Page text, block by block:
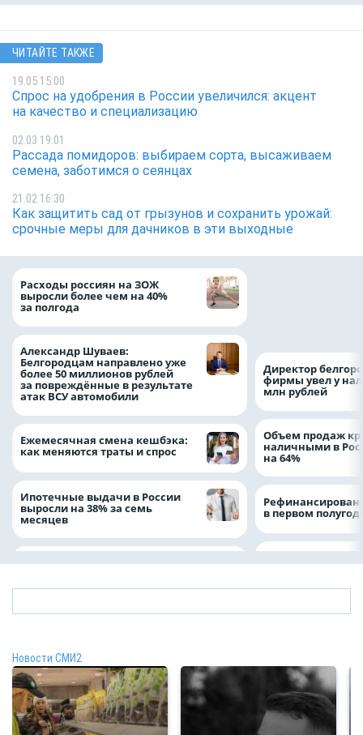
ЧИТАЙТЕ ТАКЖЕ
19.05 15:00
Спрос на удобрения в России увеличился: акцент
на качество и специализацию
02.03 19:01
Рассада помидоров: выбираем сорта, высаживаем
семена, заботимся о сеянцах
21.02 16:30
Как защитить сад от грызунов и сохранить урожай:
срочные меры для дачников в эти выходные
Расходы россиян на ЗОЖ
выросли более чем на 40%
за полгода
Александр Шуваев:
Белгородцам направлено уже
более 50 миллионов рублей
за повреждённые в результате
атак ВСУ автомобили
Ежемесячная смена кешбэка:
как меняются траты и спрос
Ипотечные выдачи в России
выросли на 38% за семь
месяцев
Директор
фирмы увел у
млн рублей
Объем продаж
наличными в
на 64%
в первом
Новости СМИ2